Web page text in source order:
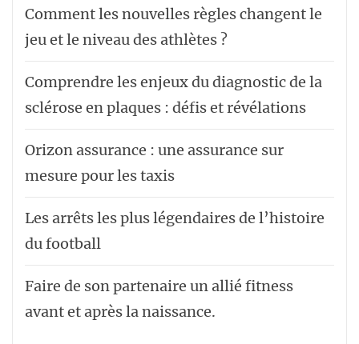
Comment les nouvelles règles changent le
jeu et le niveau des athlètes ?
Comprendre les enjeux du diagnostic de la
sclérose en plaques : défis et révélations
Orizon assurance : une assurance sur
mesure pour les taxis
Les arrêts les plus légendaires de l’histoire
du football
Faire de son partenaire un allié fitness
avant et après la naissance.